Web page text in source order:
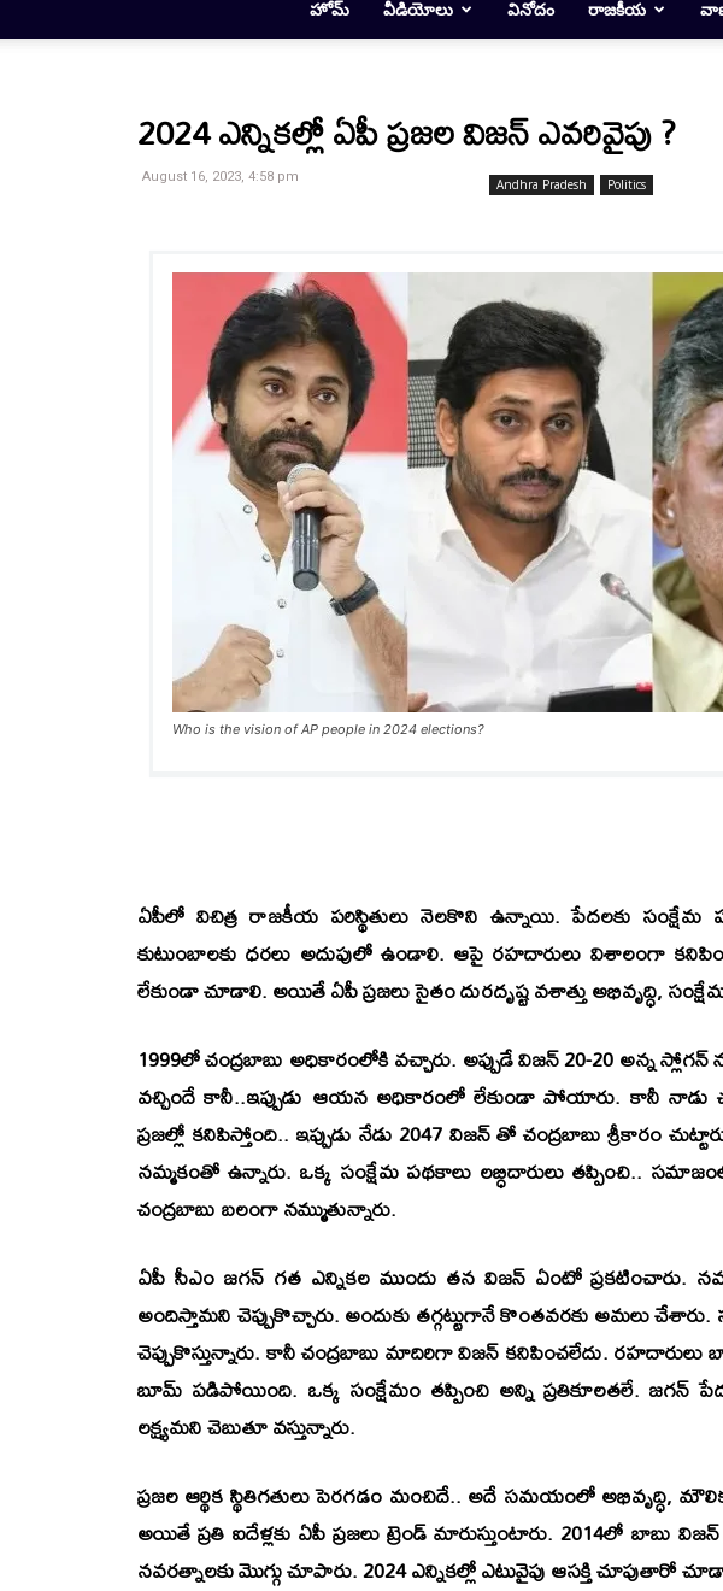
హోమ్ వీడియోలు వినోదం రాజకీయ
Andhra Pradesh Politics
2024 ఎన్నికల్లో ఏపీ ప్రజల విజన్ ఎవరివైపు ?
August 16, 2023, 4:58 pm
Who is the vision of AP people in 2024 elections?
ఏపీలో విచిత్ర రాజకీయ పరిస్థితులు నెలకొని ఉన్నాయి. పేదలకు
కుటుంబాలకు ధరలు అదుపులో ఉండాలి. ఆపై రహదారులు విశాలంగా
లేకుండా చూడాలి. అయితే ఏపీ ప్రజలు సైతం దురదృష్ట వశాత్తు అభివృద్ధి,
1999లో చంద్రబాబు అధికారంలోకి వచ్చారు. అప్పుడే విజన్ 20-20 అన్న
వచ్చిందే కానీ..ఇప్పుడు ఆయన అధికారంలో లేకుండా పోయారు. కానీ నాడు
ప్రజల్లో కనిపిస్తోంది.. ఇప్పుడు నేడు 2047 విజన్ తో చంద్రబాబు శ్రీకారం
నమ్మకంతో ఉన్నారు. ఒక్క సంక్షేమ పథకాలు లబ్ధిదారులు తప్పించి..
చంద్రబాబు బలంగా నమ్ముతున్నారు.
ఏపీ సీఎం జగన్ గత ఎన్నికల ముందు తన విజన్ ఏంటో ప్రకటించారు.
అందిస్తామని చెప్పుకొచ్చారు. అందుకు తగ్గట్టుగానే కొంతవరకు అమలు
చెప్పుకొస్తున్నారు. కానీ చంద్రబాబు మాదిరిగా విజన్ కనిపించలేదు.
బూమ్ పడిపోయింది. ఒక్క సంక్షేమం తప్పించి అన్ని ప్రతికూలతలే.
లక్ష్యమని చెబుతూ వస్తున్నారు.
ప్రజల ఆర్థిక స్థితిగతులు పెరగడం మంచిదే.. అదే సమయంలో అభివృద్ధి,
అయితే ప్రతి ఐదేళ్లకు ఏపీ ప్రజలు ట్రెండ్ మారుస్తుంటారు. 2014లో బాబు
నవరత్నాలకు మొగ్గు చూపారు. 2024 ఎన్నికల్లో ఎటువైపు ఆసక్తి చూపుతారో